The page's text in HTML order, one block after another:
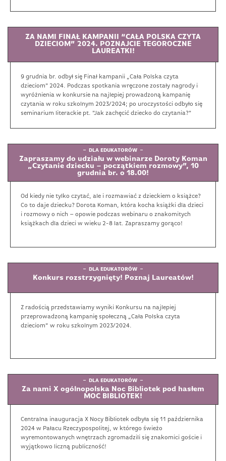
ZA NAMI FINAŁ KAMPANII “CAŁA POLSKA CZYTA
DZIECIOM” 2024. POZNAJCIE TEGOROCZNE
LAUREATKI!
9 grudnia br. odbył się Finał kampanii „Cała Polska czyta
dzieciom" 2024. Podczas spotkania wręczone zostały nagrody i
wyróżnienia w konkursie na najlepiej prowadzoną kampanię
czytania w roku szkolnym 2023/2024; po uroczystości odbyło się
seminarium literackie pt. "Jak zachęcić dziecko do czytania?"
DLA EDUKATORÓW
Zapraszamy do udziału w webinarze Doroty Koman
„Czytanie dziecku – początkiem rozmowy”, 10
grudnia br. o 18.00!
Od kiedy nie tylko czytać, ale i rozmawiać z dzieckiem o książce?
Co to daje dziecku? Dorota Koman, która kocha książki dla dzieci
i rozmowy o nich – opowie podczas webinaru o znakomitych
książkach dla dzieci w wieku 2-8 lat. Zapraszamy gorąco!
DLA EDUKATORÓW
Konkurs rozstrzygnięty! Poznaj Laureatów!
Z radością przedstawiamy wyniki Konkursu na najlepiej
przeprowadzoną kampanię społeczną „Cała Polska czyta
dzieciom” w roku szkolnym 2023/2024.
DLA EDUKATORÓW
Za nami X ogólnopolska Noc Bibliotek pod hasłem
MOC BIBLIOTEK!
Centralna inauguracja X Nocy Bibliotek odbyła się 11 października
2024 w Pałacu Rzeczypospolitej, w którego świeżo
wyremontowanych wnętrzach zgromadzili się znakomici goście i
wyjątkowo liczną publiczność!